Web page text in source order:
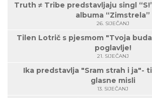
Truth ≠ Tribe predstavljaju singl
albuma “Zimstrela”
26. SIJEČANJ
Tilen Lotrič s pjesmom "Tvoja
poglavlje!
21. SIJEČANJ
Ika predstavlja "Sram strah i ja"-
glasne misli
13. SIJEČANJ